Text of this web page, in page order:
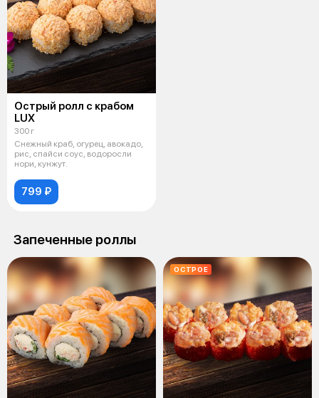
Острый ролл c крабом
LUX
300 г
Снежный краб, огурец, авокадо,
рис, спайси соус, водоросли
нори, кунжут.
799 ₽
Запеченные роллы
ОСТРОЕ